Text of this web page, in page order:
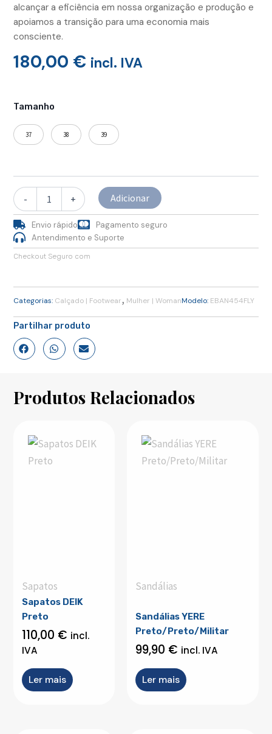
alcançar a eficiência em nossa organização e produção e
apoiamos a transição para uma economia mais
consciente.
180,00 € incl. IVA
Tamanho
37 38 39
-
de
EBAN
Amarelo/Branco/Hortelã
+ Adicionar
Envio rápido
Pagamento seguro
Antendimento e Suporte
Checkout Seguro com
Categorias: Calçado | Footwear, Mulher | WomanModelo: EBAN454FLY
Partilhar produto
Produtos Relacionados
Sapatos
Sapatos DEIK
Preto
110,00 € incl.
IVA
Ler mais
Sandálias
Sandálias YERE
Preto/Preto/Militar
99,90 € incl. IVA
Ler mais